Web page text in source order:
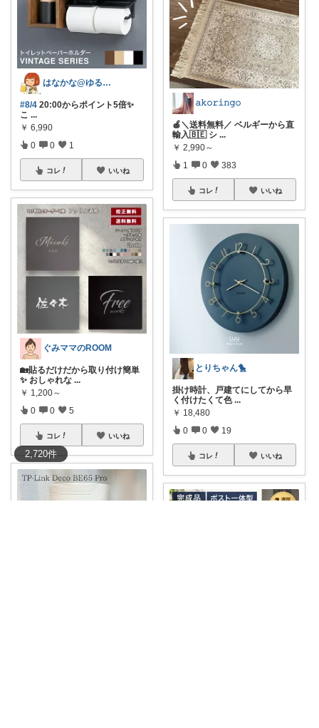
2,720件
はなかな@ゆるふわ暮らし
#8/4 20:00からポイント5倍✨
こ ...
￥ 6,990
0 0 1
コレ いいね
ぐみママのROOM
🏡貼るだけだから取り付け簡単
✨ おしゃれな ...
￥ 1,200～
0 0 5
コレ いいね
𝚊𝚔𝚘𝚛𝚒𝚗𝚐𝚘
🍎＼送料無料／ ベルギーから直
輸入🇧🇪 シ ...
￥ 2,990～
1 0 383
コレ いいね
とりちゃん🐤
掛け時計、戸建てにしてから早
く付けたくて色 ...
￥ 18,480
0 0 19
コレ いいね